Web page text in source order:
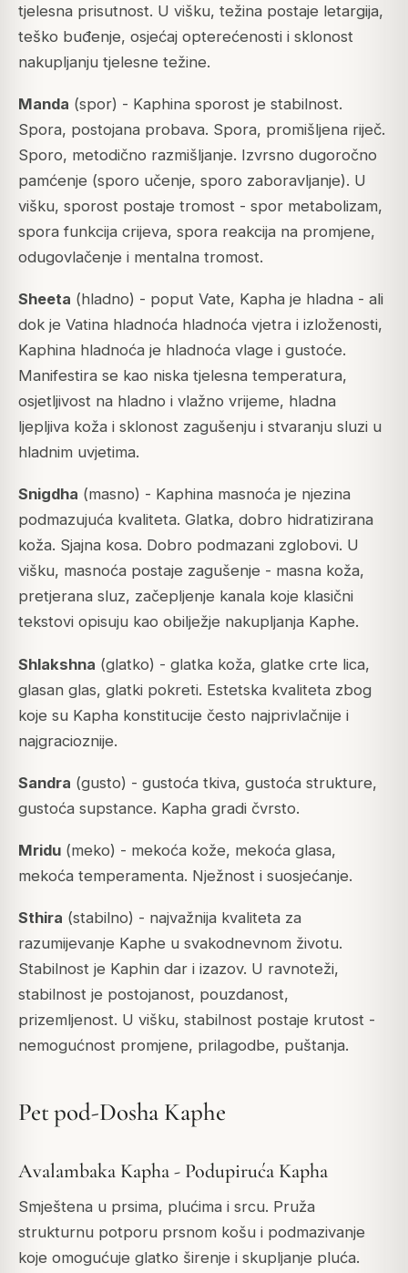
tjelesna prisutnost. U višku, težina postaje letargija,
teško buđenje, osjećaj opterećenosti i sklonost
nakupljanju tjelesne težine.
Manda (spor) - Kaphina sporost je stabilnost.
Spora, postojana probava. Spora, promišljena riječ.
Sporo, metodično razmišljanje. Izvrsno dugoročno
pamćenje (sporo učenje, sporo zaboravljanje). U
višku, sporost postaje tromost - spor metabolizam,
spora funkcija crijeva, spora reakcija na promjene,
odugovlačenje i mentalna tromost.
Sheeta (hladno) - poput Vate, Kapha je hladna - ali
dok je Vatina hladnoća hladnoća vjetra i izloženosti,
Kaphina hladnoća je hladnoća vlage i gustoće.
Manifestira se kao niska tjelesna temperatura,
osjetljivost na hladno i vlažno vrijeme, hladna
ljepljiva koža i sklonost zagušenju i stvaranju sluzi u
hladnim uvjetima.
Snigdha (masno) - Kaphina masnoća je njezina
podmazujuća kvaliteta. Glatka, dobro hidratizirana
koža. Sjajna kosa. Dobro podmazani zglobovi. U
višku, masnoća postaje zagušenje - masna koža,
pretjerana sluz, začepljenje kanala koje klasični
tekstovi opisuju kao obilježje nakupljanja Kaphe.
Shlakshna (glatko) - glatka koža, glatke crte lica,
glasan glas, glatki pokreti. Estetska kvaliteta zbog
koje su Kapha konstitucije često najprivlačnije i
najgracioznije.
Sandra (gusto) - gustoća tkiva, gustoća strukture,
gustoća supstance. Kapha gradi čvrsto.
Mridu (meko) - mekoća kože, mekoća glasa,
mekoća temperamenta. Nježnost i suosjećanje.
Sthira (stabilno) - najvažnija kvaliteta za
razumijevanje Kaphe u svakodnevnom životu.
Stabilnost je Kaphin dar i izazov. U ravnoteži,
stabilnost je postojanost, pouzdanost,
prizemljenost. U višku, stabilnost postaje krutost -
nemogućnost promjene, prilagodbe, puštanja.
Pet pod-Dosha Kaphe
Avalambaka Kapha - Podupiruća Kapha
Smještena u prsima, plućima i srcu. Pruža
strukturnu potporu prsnom košu i podmazivanje
koje omogućuje glatko širenje i skupljanje pluća.